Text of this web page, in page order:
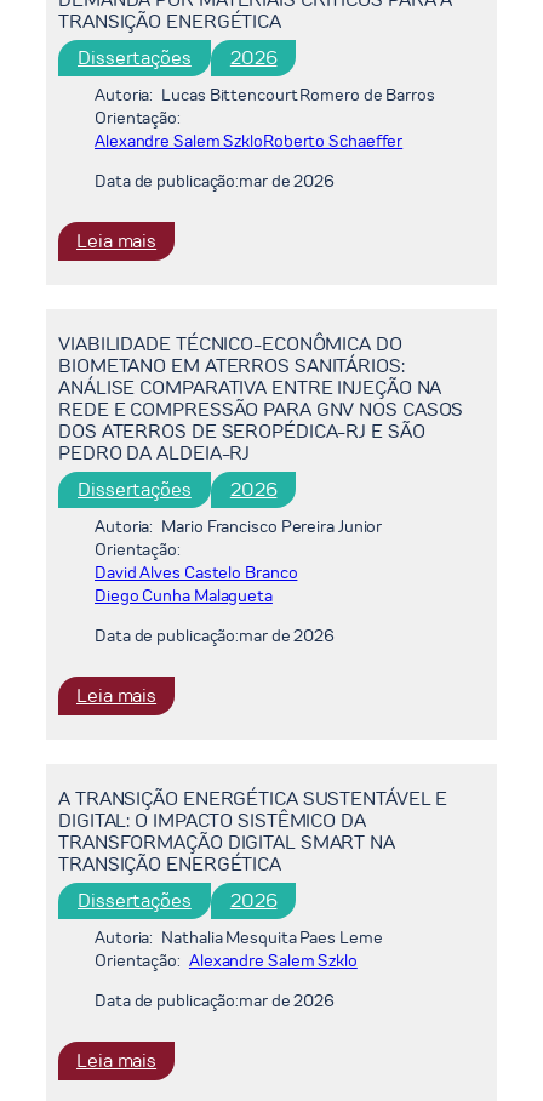
Ensemble
Multimodelo
do
CMIP6
com
Correção
Viés
of
REDD+:
Stakeholder
Perspectives
from
the
Island
Project
TRANSIÇÃO ENERGÉTICA
Dissertações 2026
Autoria: Lucas Bittencourt Romero de Barros
Orientação:
Alexandre Salem SzkloRoberto Schaeffer
Data de publicação:mar de 2026
Leia mais
MATERIALIZAÇÃO
BRASILEIRA:
A
DEMANDA
POR
MATERIAIS
CRÍTICOS
PARA
A
TRANSIÇÃO
ENERGÉTICA
VIABILIDADE TÉCNICO-ECONÔMICA DO
BIOMETANO EM ATERROS SANITÁRIOS:
ANÁLISE COMPARATIVA ENTRE INJEÇÃO NA
REDE E COMPRESSÃO PARA GNV NOS CASOS
DOS ATERROS DE SEROPÉDICA-RJ E SÃO
PEDRO DA ALDEIA-RJ
Dissertações 2026
Autoria: Mario Francisco Pereira Junior
Orientação:
David Alves Castelo Branco
Diego Cunha Malagueta
Data de publicação:mar de 2026
Leia mais
VIABILIDADE
DO
BIOMETANO
EM
ATERROS
SANITÁRIOS:
ANÁLISE
COMPARATIVA
ENTRE
INJEÇÃO
NA
REDE
A TRANSIÇÃO ENERGÉTICA SUSTENTÁVEL E
DIGITAL: O IMPACTO SISTÊMICO DA
TRANSFORMAÇÃO DIGITAL SMART NA
TRANSIÇÃO ENERGÉTICA
Dissertações 2026
Autoria: Nathalia Mesquita Paes Leme
Orientação: Alexandre Salem Szklo
Data de publicação:mar de 2026
Leia mais
A